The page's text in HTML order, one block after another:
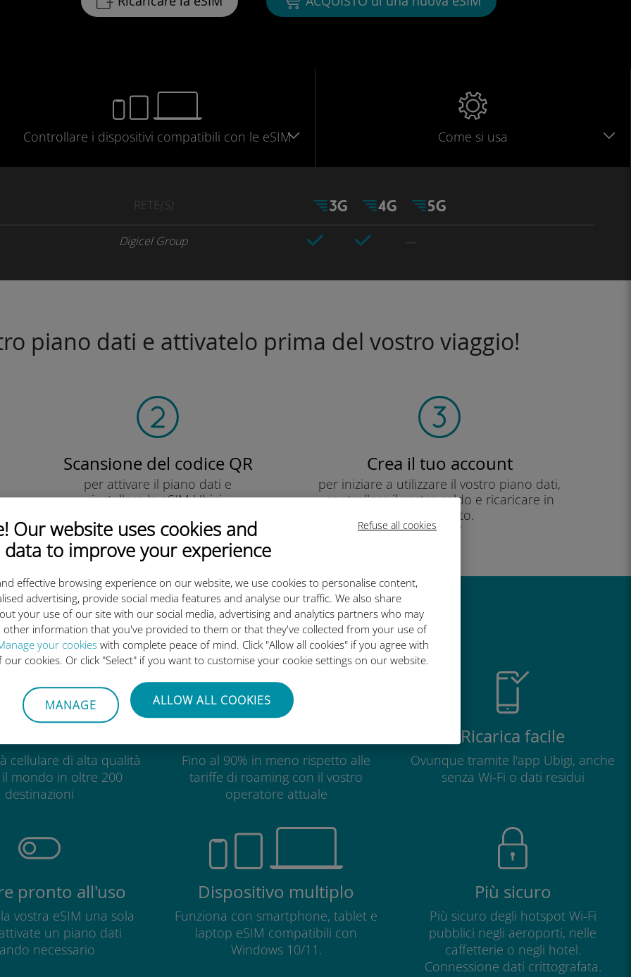
Refuse all cookies
Our website uses cookies and
data to improve your experience
effective browsing experience on our website, we use cookies to personalise content,
advertising, provide social media features and analyse our traffic. We also share
your use of our site with our social media, advertising and analytics partners who may
other information that you've provided to them or that they've collected from your use of
your cookies with complete peace of mind. Click "Allow all cookies" if you agree with
cookies. Or click "Select" if you want to customise your cookie settings on our website.
MANAGE ALLOW ALL COOKIES
Controllare i dispositivi compatibili con le eSIM Come si usa
RETE(S)
Digicel Group
piano dati e attivatelo prima del vostro viaggio!
Scansione del codice QR
per attivare il piano dati e
installare la eSIM Ubigi.
Crea il tuo account
per iniziare a utilizzare il vostro piano dati,
controllare il vostro saldo e ricaricare in
movimento.
Godere!
internazionale di Ubigi è così grande
cellulare di alta qualità
mondo in oltre 200
destinazioni
Fino al 90% in meno rispetto alle
tariffe di roaming con il vostro
operatore attuale
Ricarica facile
Ovunque tramite l'app Ubigi, anche
senza Wi-Fi o dati residui
pronto all'uso
vostra eSIM una sola
un piano dati
necessario
Dispositivo multiplo
Funziona con smartphone, tablet e
laptop eSIM compatibili con
Windows 10/11.
Più sicuro
Più sicuro degli hotspot Wi-Fi
pubblici negli aeroporti, nelle
caffetterie o negli hotel.
Connessione dati crittografata.